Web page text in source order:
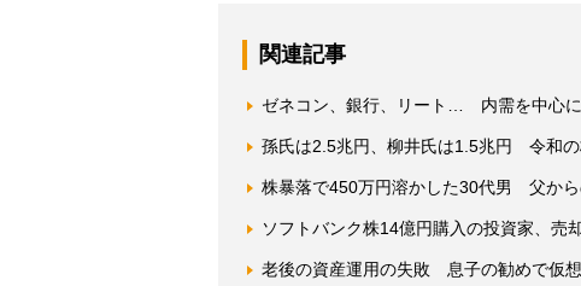
関連記事
ゼネコン、銀行、リート… 内需を中心
孫氏は2.5兆円、柳井氏は1.5兆円 令和
株暴落で450万円溶かした30代男 父から
ソフトバンク株14億円購入の投資家、売
老後の資産運用の失敗 息子の勧めで仮